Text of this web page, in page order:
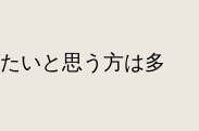
いと思う方は多